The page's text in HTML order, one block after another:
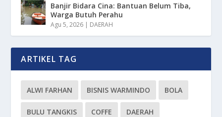
Banjir Bidara Cina: Bantuan Belum Tiba,
Warga Butuh Perahu
Agu 5, 2026 | DAERAH
ARTIKEL TAG
ALWI FARHAN BISNIS WARMINDO BOLA
BULU TANGKIS COFFE DAERAH